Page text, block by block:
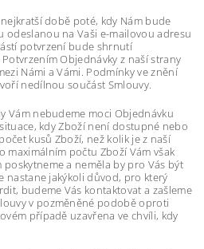
době poté, kdy Nám bude
na Vaši e-mailovou adresu
potvrzení bude shrnutí
Objednávky z naší strany
Námi a Vámi. Podmínky ve znění
nedílnou součást Smlouvy.
Vám nebudeme moci Objednávku
kdy Zboží není dostupné nebo
kusů Zboží, než kolik je z naší
maximálním počtu Zboží Vám však
a neměla by pro Vás být
nastane jakýkoli důvod, pro který
budeme Vás kontaktovat a zašleme
v pozměněné podobě oproti
případě uzavřena ve chvíli, kdy